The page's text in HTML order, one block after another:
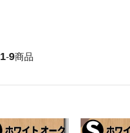
1-9商品